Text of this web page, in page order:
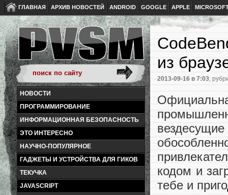
ГЛАВНАЯ АРХИВ НОВОСТЕЙ ANDROID GOOGLE APPLE
НОВОСТИ
ПРОГРАММИРОВАНИЕ
ИНФОРМАЦИОННАЯ БЕЗОПАСНОСТЬ
ЭТО ИНТЕРЕСНО
НАУЧНО-ПОПУЛЯРНОЕ
ГАДЖЕТЫ И УСТРОЙСТВА ДЛЯ ГИКОВ
ТЕКУЧКА
JAVASCRIPT
из
2013-09-16 в 7:03,
кодом и
тебе и